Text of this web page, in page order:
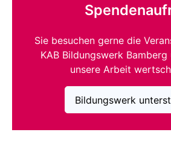
Sie besuchen gerne die
KAB Bildungswerk
unsere Arbeit
Bildungswerk